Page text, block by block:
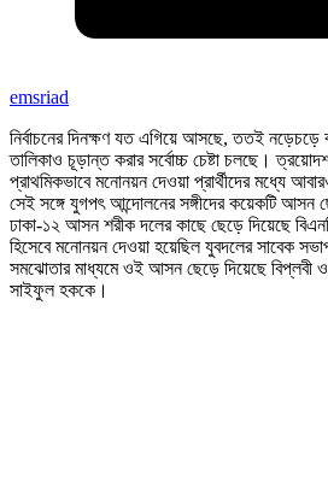
emsriad
নির্বাচনের দিনক্ষণ যত এগিয়ে আসছে, ততই
তালিকাও চূড়ান্ত করার সর্বোচ্চ চেষ্টা চলছে।
প্রাথমিকভাবে মনোনয়ন দেওয়া প্রার্থীদের মধ্যে
সেই সঙ্গে যুগপৎ আন্দোলনের সঙ্গীদের কয়েকটি আসন
ঢাকা-১২ আসন শরীক দলের কাছে ছেড়ে দিয়েছে
হিসেবে মনোনয়ন দেওয়া হয়েছিল যুবদলের সাবেক
সমঝোতার মাধ্যমে ওই আসন ছেড়ে দিয়েছে বিপ্লবী
সাইফুল হককে।